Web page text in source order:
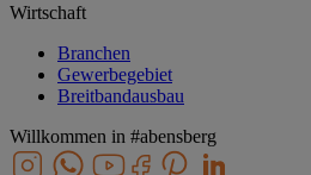
Wirtschaft
Branchen
Gewerbegebiet
Breitbandausbau
Willkommen in #abensberg